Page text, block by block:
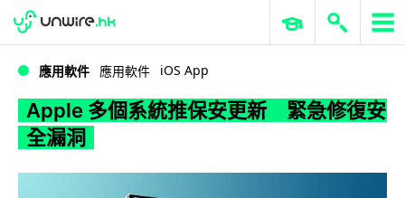
WWDC 2026 ERP 與商業 AI
應用軟件 應用軟件 iOS App
Apple 多個系統推保安更新 緊急修復安
全漏洞